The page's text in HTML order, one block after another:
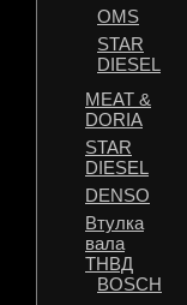
OMS
STAR
DIESEL
MEAT &
DORIA
STAR
DIESEL
DENSO
Втулка
вала
ТНВД
BOSCH